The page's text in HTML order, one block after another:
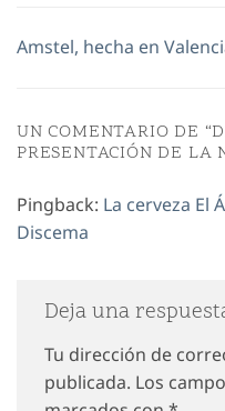
Amstel, hecha en
UN COMENTARIO DE “
PRESENTACIÓN DE LA
Pingback: La cerveza El
Discema
Deja una
Tu dirección de
publicada. Los